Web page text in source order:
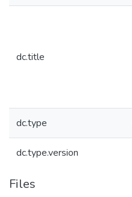
dc.title
dc.type
dc.type.version
Files